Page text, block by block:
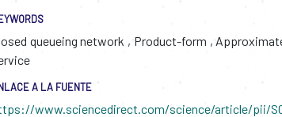
queueing network , Product-form ,
A LA FUENTE
www.sciencedirect.com/science/article/pii/